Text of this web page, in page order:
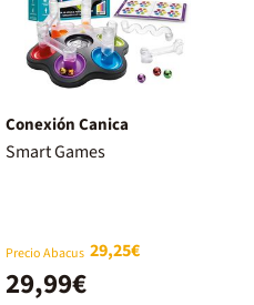
Conexión Canica
Smart Games
Precio Abacus 29,25€
29,99€